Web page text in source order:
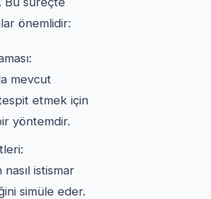
önemlidir:
mevcut
tespit etmek için
yöntemdir.
nasıl istismar
simüle eder.